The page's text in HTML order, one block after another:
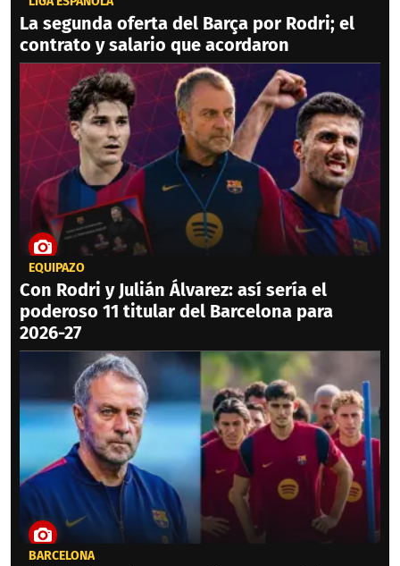
La segunda oferta del Barça por Rodri; el
contrato y salario que acordaron
EQUIPAZO
Con Rodri y Julián Álvarez: así sería el
poderoso 11 titular del Barcelona para
2026-27
BARCELONA